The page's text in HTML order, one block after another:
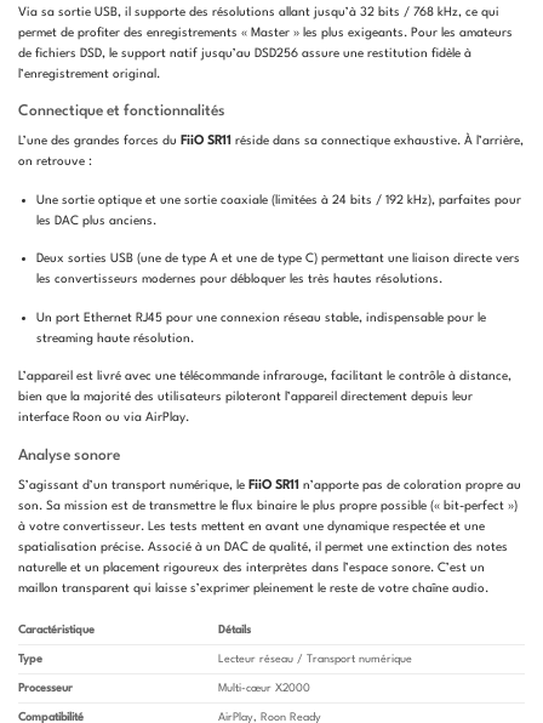
Via sa sortie USB, il supporte des résolutions allant jusqu’à 32 bits / 768 kHz, ce qui
permet de profiter des enregistrements « Master » les plus exigeants. Pour les amateurs
de fichiers DSD, le support natif jusqu’au DSD256 assure une restitution fidèle à
l’enregistrement original.
Connectique et fonctionnalités
L’une des grandes forces du FiiO SR11 réside dans sa connectique exhaustive. À l’arrière,
on retrouve :
Une sortie optique et une sortie coaxiale (limitées à 24 bits / 192 kHz), parfaites pour
les DAC plus anciens.
Deux sorties USB (une de type A et une de type C) permettant une liaison directe vers
les convertisseurs modernes pour débloquer les très hautes résolutions.
Un port Ethernet RJ45 pour une connexion réseau stable, indispensable pour le
streaming haute résolution.
L’appareil est livré avec une télécommande infrarouge, facilitant le contrôle à distance,
bien que la majorité des utilisateurs piloteront l’appareil directement depuis leur
interface Roon ou via AirPlay.
Analyse sonore
S’agissant d’un transport numérique, le FiiO SR11 n’apporte pas de coloration propre au
son. Sa mission est de transmettre le flux binaire le plus propre possible (« bit-perfect »)
à votre convertisseur. Les tests mettent en avant une dynamique respectée et une
spatialisation précise. Associé à un DAC de qualité, il permet une extinction des notes
naturelle et un placement rigoureux des interprètes dans l’espace sonore. C’est un
maillon transparent qui laisse s’exprimer pleinement le reste de votre chaîne audio.
Caractéristique Détails
Type Lecteur réseau / Transport numérique
Processeur Multi-cœur X2000
Compatibilité AirPlay, Roon Ready